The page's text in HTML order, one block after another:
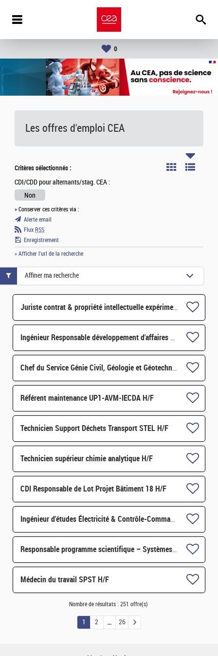
0
Les offres d'emploi CEA
Critères sélectionnés :
CDI/CDD pour alternants/stag. CEA :
Non
» Conserver ces critères via :
Alerte email
Flux RSS
Enregistrement
» Afficher l'url de la recherche
Juriste contrat & propriété intellectuelle expérimenté H/F
Ingénieur Responsable développement d'affaires H/F
Chef du Service Génie Civil, Géologie et Géotechnique (S3G) H/F
Référent maintenance UP1-AVM-IECDA H/F
Technicien Support Déchets Transport STEL H/F
Technicien supérieur chimie analytique H/F
CDI Responsable de Lot Projet Bâtiment 18 H/F
Ingénieur d'études Électricité & Contrôle-Commande F/H
Responsable programme scientifique – Systèmes embarqués et architecture de calcul - CDI-Paris-Saclay H/F
Médecin du travail SPST H/F
Affiner ma recherche
Nombre de résultats : 251 offre(s)
1 2 26